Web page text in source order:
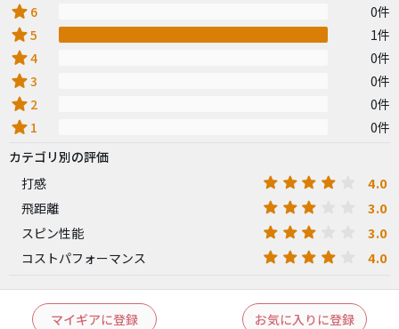
star 6 0件
star5 1件
star4 0件
star3 0件
star 2 0件
star 1
0件
カテゴリ別の評価
打感
4.0
飛距離 3.0
スピン性能 3.0
コストパフォーマンス 4.0
マイギアに登録 お気に入りに登録